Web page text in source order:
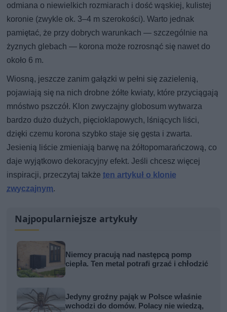
odmiana o niewielkich rozmiarach i dość wąskiej, kulistej
koronie (zwykle ok. 3–4 m szerokości). Warto jednak
pamiętać, że przy dobrych warunkach — szczególnie na
żyznych glebach — korona może rozrosnąć się nawet do
około 6 m.
Wiosną, jeszcze zanim gałązki w pełni się zazielenią,
pojawiają się na nich drobne żółte kwiaty, które przyciągają
mnóstwo pszczół. Klon zwyczajny globosum wytwarza
bardzo dużo dużych, pięcioklapowych, lśniących liści,
dzięki czemu korona szybko staje się gęsta i zwarta.
Jesienią liście zmieniają barwę na żółtopomarańczową, co
daje wyjątkowo dekoracyjny efekt. Jeśli chcesz więcej
inspiracji, przeczytaj takżeten artykuł o klonie
zwyczajnym.
Najpopularniejsze artykuły
Niemcy pracują nad następcą pomp
ciepła. Ten metal potrafi grzać i chłodzić
Jedyny groźny pająk w Polsce właśnie
wchodzi do domów. Polacy nie wiedzą,